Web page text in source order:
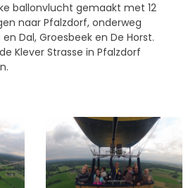
ballonvlucht gemaakt met 12
naar Pfalzdorf, onderweg
Dal, Groesbeek en De Horst.
Klever Strasse in Pfalzdorf